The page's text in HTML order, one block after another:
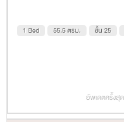
1 Bed 55.5 ตรม. ชั้น 25
อัพเดตครั้งสุ